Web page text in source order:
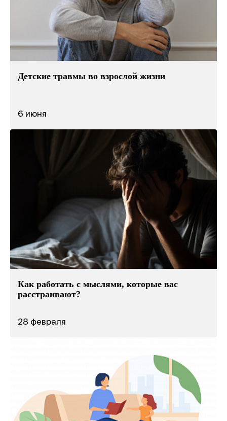
Детские травмы во взрослой жизни
6 июня
Как работать с мыслями, которые вас
расстраивают?
28 февраля